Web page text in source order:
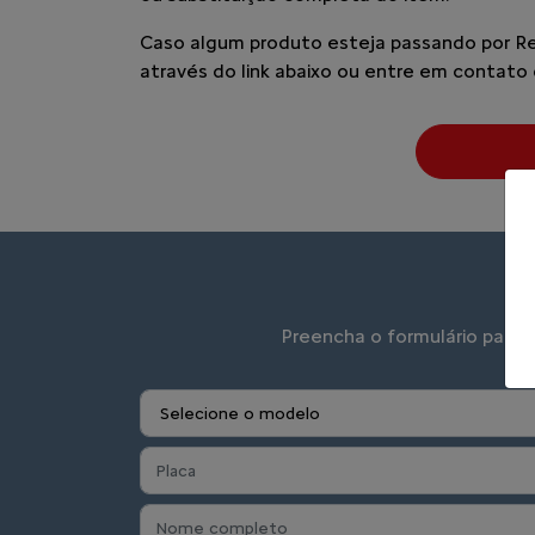
Caso algum produto esteja passando por
através do link abaixo ou entre em contato
Preencha o formulário